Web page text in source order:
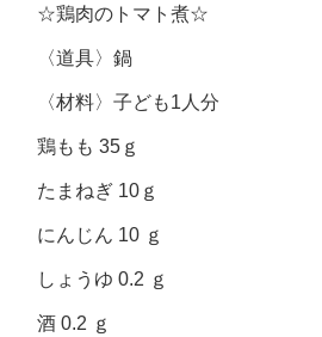
☆鶏肉のトマト煮☆
〈道具〉鍋
〈材料〉子ども1人分
鶏もも 35ｇ
たまねぎ 10ｇ
にんじん 10 ｇ
しょうゆ 0.2 ｇ
酒 0.2 ｇ